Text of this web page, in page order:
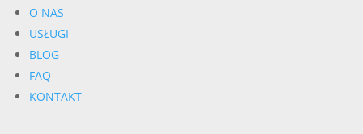
O NAS
USŁUGI
BLOG
FAQ
KONTAKT